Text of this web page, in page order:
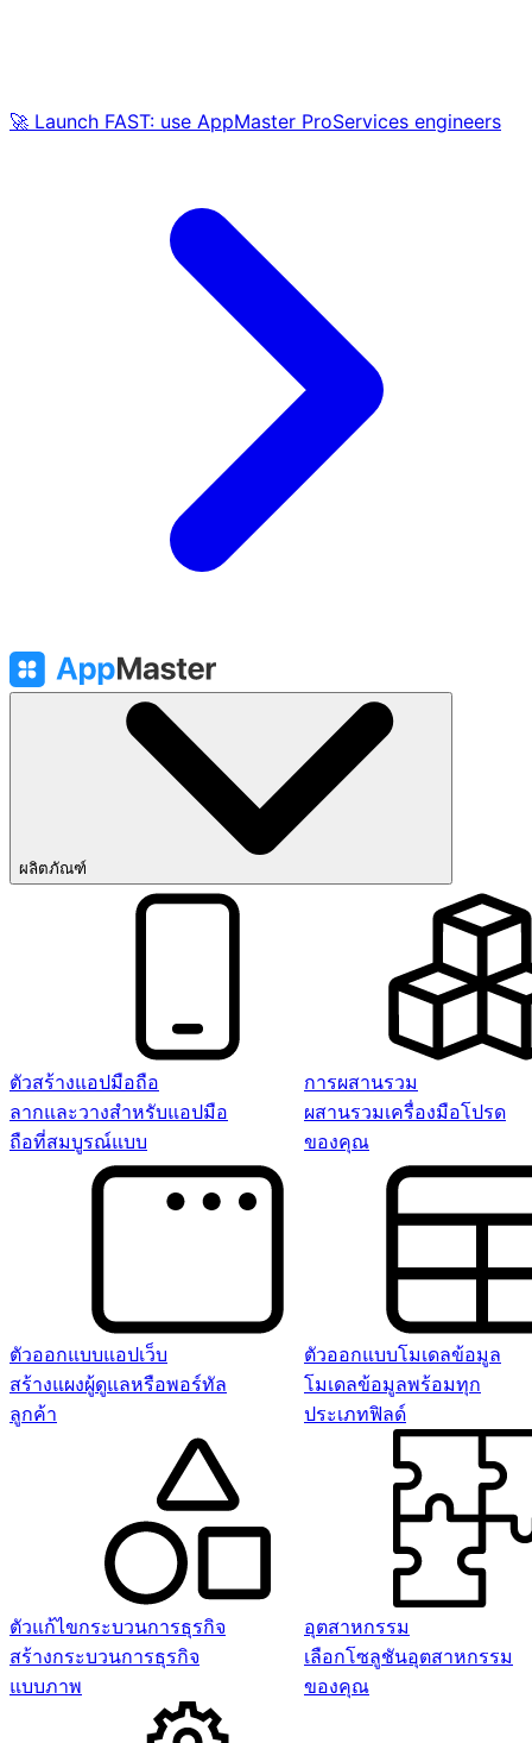
🚀 Launch FAST: use AppMaster ProServices engineers
ผลิตภัณฑ์
ตัวสร้างแอปมือถือ
ลากและวางสำหรับแอปมือ
ถือที่สมบูรณ์แบบ
การผสานรวม
ผสานรวมเครื่องมือโปรด
ของคุณ
ตัวออกแบบแอปเว็บ
สร้างแผงผู้ดูแลหรือพอร์ทัล
ลูกค้า
ตัวออกแบบโมเดลข้อมูล
โมเดลข้อมูลพร้อมทุก
ประเภทฟิลด์
ตัวแก้ไขกระบวนการธุรกิจ
สร้างกระบวนการธุรกิจ
แบบภาพ
อุตสาหกรรม
เลือกโซลูชันอุตสาหกรรม
ของคุณ